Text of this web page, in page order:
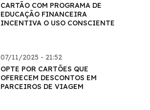
CARTÃO COM PROGRAMA DE
EDUCAÇÃO FINANCEIRA
INCENTIVA O USO CONSCIENTE
07/11/2025 - 21:52
OPTE POR CARTÕES QUE
OFERECEM DESCONTOS EM
PARCEIROS DE VIAGEM